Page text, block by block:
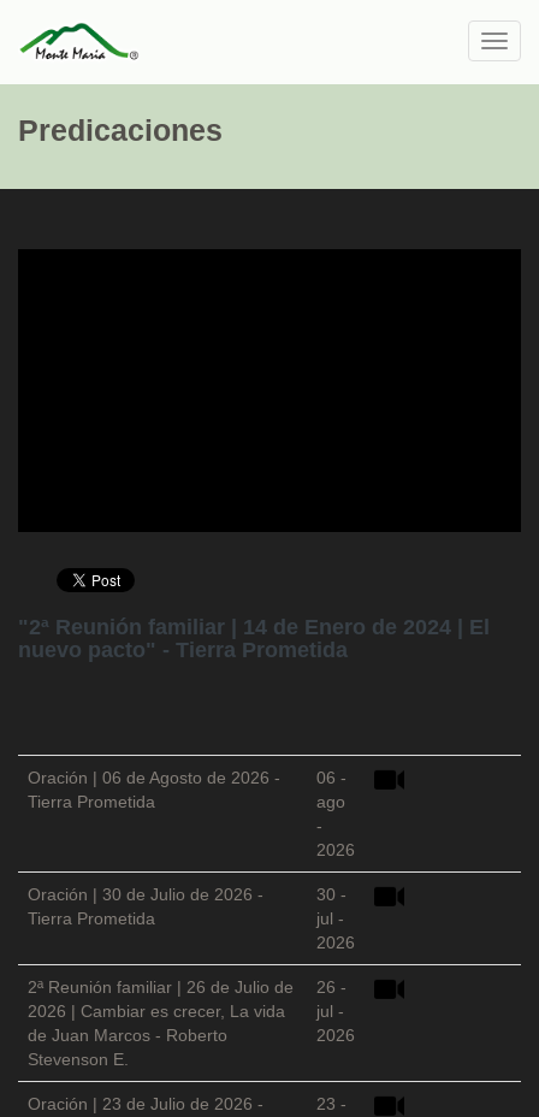
Predicaciones
"2ª Reunión familiar | 14 de Enero de 2024 | El
nuevo pacto" - Tierra Prometida
Oración | 06 de Agosto de 2026 -
Tierra Prometida
06 -
ago
-
2026
Oración | 30 de Julio de 2026 -
Tierra Prometida
30 -
jul -
2026
2ª Reunión familiar | 26 de Julio de
2026 | Cambiar es crecer, La vida
de Juan Marcos - Roberto
Stevenson E.
26 -
jul -
2026
Oración | 23 de Julio de 2026 -
23 -